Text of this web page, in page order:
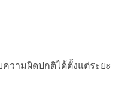
วามผิดปกติได้ตั้งแต่ระยะ